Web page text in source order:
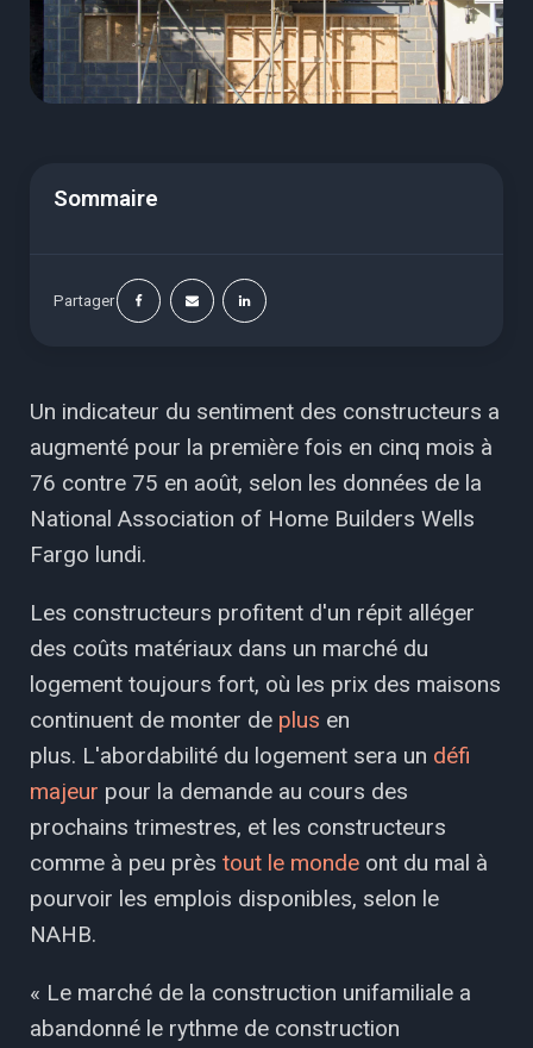
Sommaire
Partager
Un indicateur du sentiment des constructeurs a
augmenté pour la première fois en cinq mois à
76 contre 75 en août, selon les données de la
National Association of Home Builders Wells
Fargo lundi.
Les constructeurs profitent d'un répit alléger
des coûts matériaux dans un marché du
logement toujours fort, où les prix des maisons
continuent de monter de plus en
plus. L'abordabilité du logement sera un défi
majeur pour la demande au cours des
prochains trimestres, et les constructeurs
comme à peu près tout le monde ont du mal à
pourvoir les emplois disponibles, selon le
NAHB.
« Le marché de la construction unifamiliale a
abandonné le rythme de construction